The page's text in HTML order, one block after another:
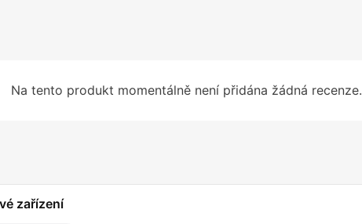
Na tento produkt momentálně není přidána žádná recenze.
zařízení